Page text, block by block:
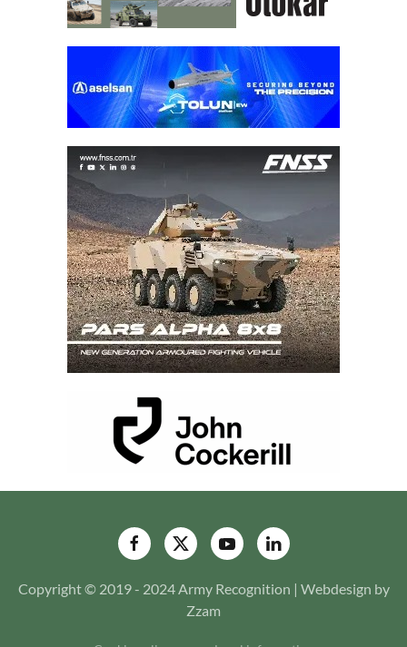
Copyright © 2019 - 2024 Army Recognition | Webdesign by
Zzam